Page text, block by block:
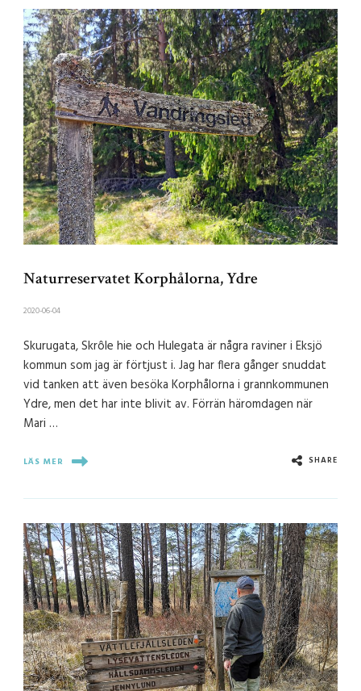
Naturreservatet Korphålorna, Ydre
2020-06-04
Skurugata, Skrôle hie och Hulegata är några raviner i Eksjö
kommun som jag är förtjust i. Jag har flera gånger snuddat
vid tanken att även besöka Korphålorna i grannkommunen
Ydre, men det har inte blivit av. Förrän häromdagen när
Mari …
LÄS MER SHARE